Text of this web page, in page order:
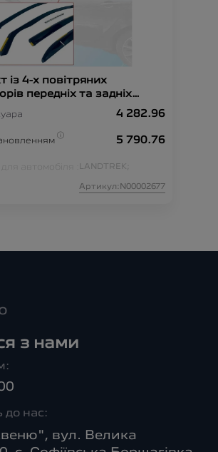
із 4-х повітряних
передніх та задніх
4 282.96
5 790.76
для автомобіля : LANDTREK;
Артикул:N00002677
з нами
до нас:
вул. Велика